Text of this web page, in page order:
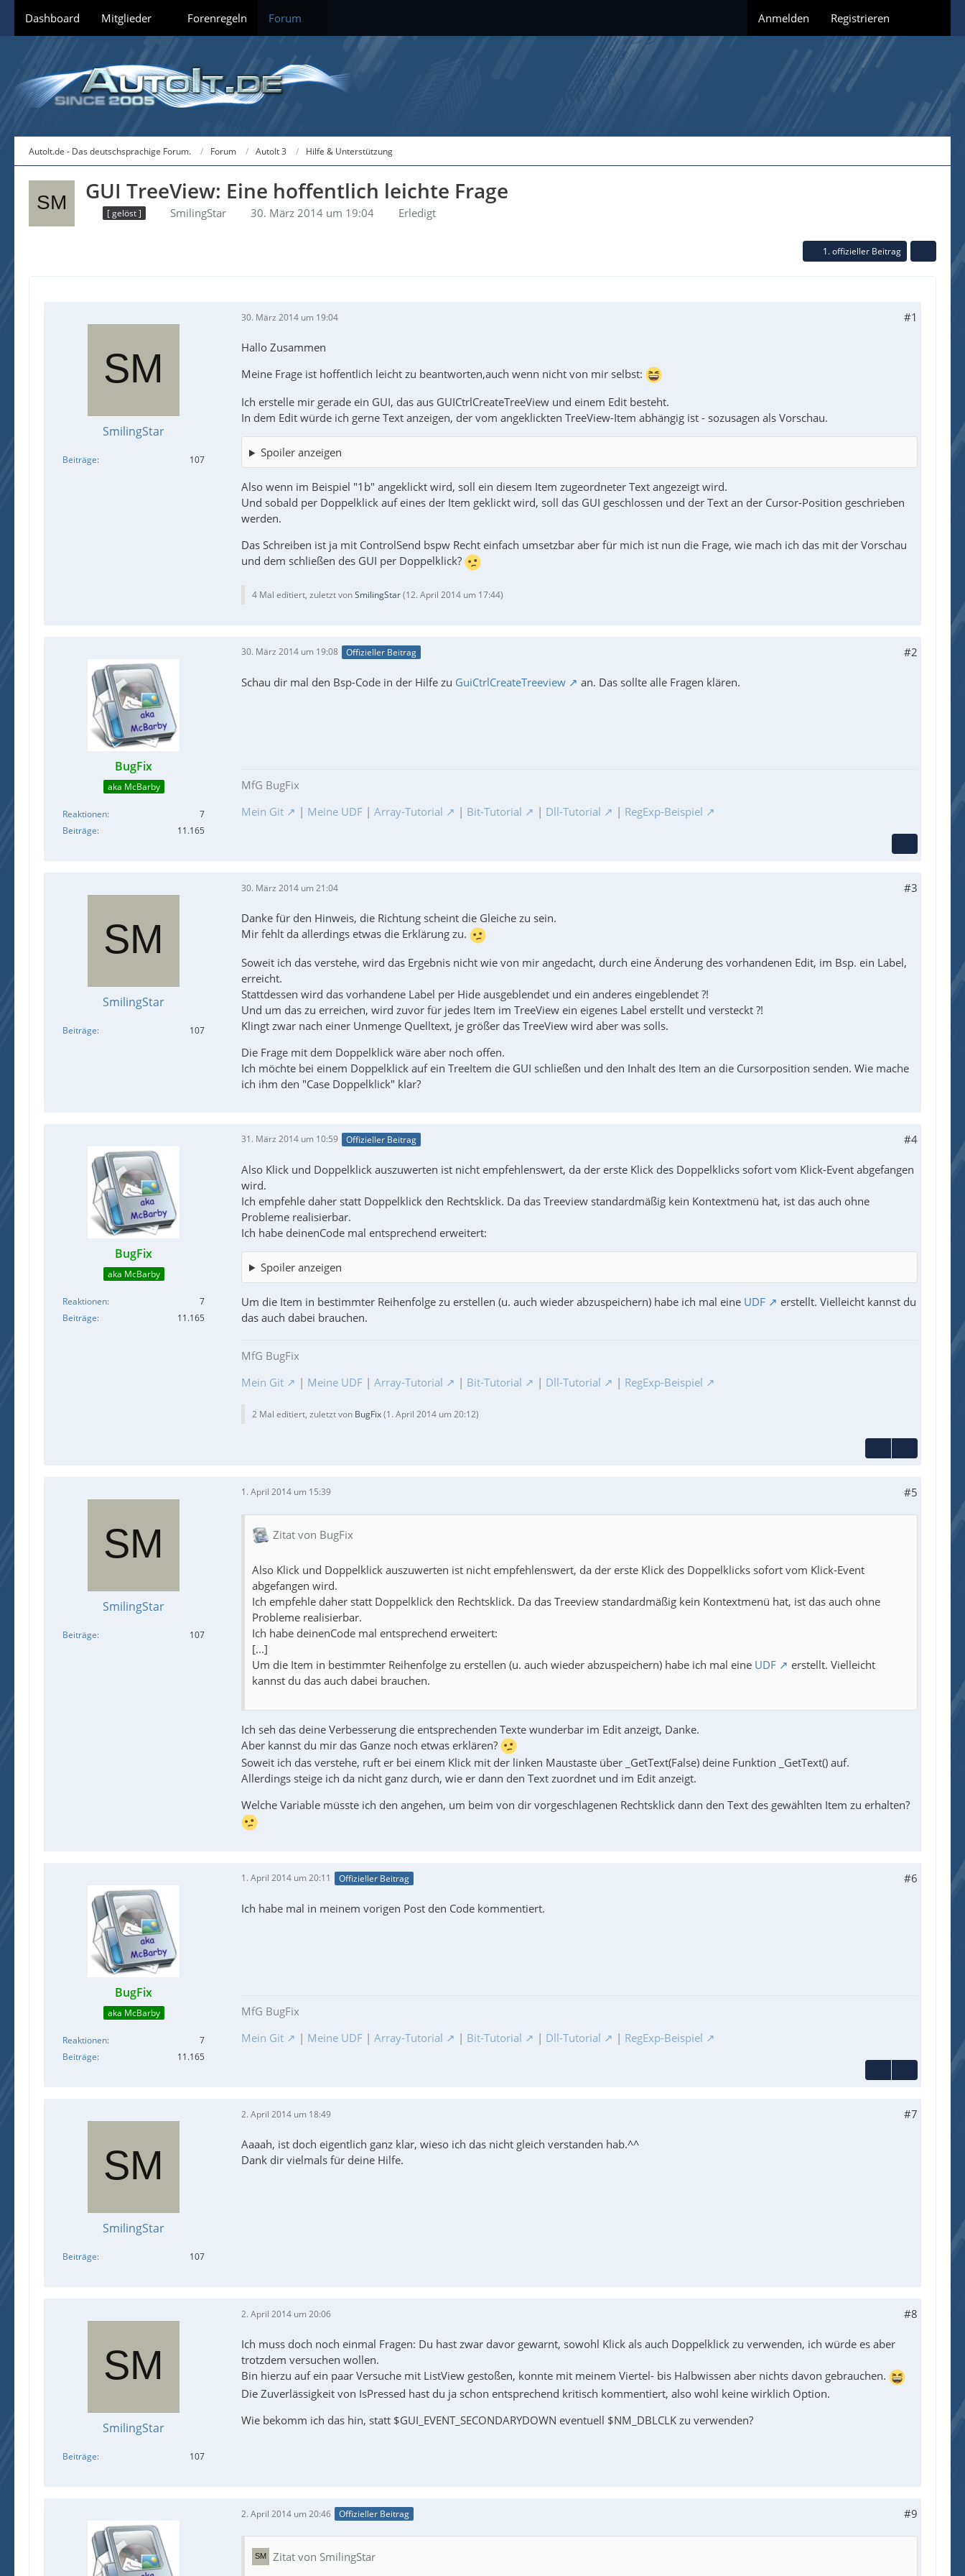
Dashboard Mitglieder Forenregeln Forum Anmelden Registrieren
AutoIt.de - Das deutschsprachige Forum. Forum AutoIt 3 Hilfe & Unterstützung
GUI TreeView: Eine hoffentlich leichte Frage
[ gelöst ] SmilingStar 30. März 2014 um 19:04 Erledigt
1. offizieller Beitrag
SmilingStar
Beiträge 107
30. März 2014 um 19:04 #1
Hallo Zusammen
Meine Frage ist hoffentlich leicht zu beantworten,auch wenn nicht von mir selbst:
Ich erstelle mir gerade ein GUI, das aus GUICtrlCreateTreeView und einem Edit besteht.
In dem Edit würde ich gerne Text anzeigen, der vom angeklickten TreeView-Item abhängig ist - sozusagen als Vorschau.
Spoiler anzeigen
Also wenn im Beispiel "1b" angeklickt wird, soll ein diesem Item zugeordneter Text angezeigt wird.
Und sobald per Doppelklick auf eines der Item geklickt wird, soll das GUI geschlossen und der Text an der Cursor-Position geschrieben
werden.
Das Schreiben ist ja mit ControlSend bspw Recht einfach umsetzbar aber für mich ist nun die Frage, wie mach ich das mit der Vorschau
und dem schließen des GUI per Doppelklick?
4 Mal editiert, zuletzt vonSmilingStar(12. April 2014 um 17:44)
BugFix
aka McBarby
Reaktionen
7
Beiträge
11.165
30. März 2014 um 19:08 Offizieller Beitrag #2
Schau dir mal den Bsp-Code in der Hilfe zu GuiCtrlCreateTreeview an. Das sollte alle Fragen klären.
MfG BugFix
Mein Git
| Meine UDF | Array-Tutorial | Bit-Tutorial | Dll-Tutorial | RegExp-Beispiel
SmilingStar
Beiträge 107
30. März 2014 um 21:04 #3
Danke für den Hinweis, die Richtung scheint die Gleiche zu sein.
Mir fehlt da allerdings etwas die Erklärung zu.
Soweit ich das verstehe, wird das Ergebnis nicht wie von mir angedacht, durch eine Änderung des vorhandenen Edit, im Bsp. ein Label,
erreicht.
Stattdessen wird das vorhandene Label per Hide ausgeblendet und ein anderes eingeblendet ?!
Und um das zu erreichen, wird zuvor für jedes Item im TreeView ein eigenes Label erstellt und versteckt ?!
Klingt zwar nach einer Unmenge Quelltext, je größer das TreeView wird aber was solls.
Die Frage mit dem Doppelklick wäre aber noch offen.
Ich möchte bei einem Doppelklick auf ein TreeItem die GUI schließen und den Inhalt des Item an die Cursorposition senden. Wie mache
ich ihm den "Case Doppelklick" klar?
BugFix
aka McBarby
Reaktionen
7
Beiträge
11.165
31. März 2014 um 10:59 Offizieller Beitrag #4
Also Klick und Doppelklick auszuwerten ist nicht empfehlenswert, da der erste Klick des Doppelklicks sofort vom Klick-Event abgefangen
wird.
Ich empfehle daher statt Doppelklick den Rechtsklick. Da das Treeview standardmäßig kein Kontextmenü hat, ist das auch ohne
Probleme realisierbar.
Ich habe deinenCode mal entsprechend erweitert:
Spoiler anzeigen
Um die Item in bestimmter Reihenfolge zu erstellen (u. auch wieder abzuspeichern) habe ich mal eine UDF
erstellt. Vielleicht kannst du
das auch dabei brauchen.
MfG BugFix
Mein Git
| Meine UDF | Array-Tutorial | Bit-Tutorial | Dll-Tutorial | RegExp-Beispiel
2 Mal editiert, zuletzt von BugFix(1. April 2014 um 20:12)
SmilingStar
Beiträge 107
1. April 2014 um 15:39 #5
Zitat von BugFix
Also Klick und Doppelklick auszuwerten ist nicht empfehlenswert, da der erste Klick des Doppelklicks sofort vom Klick-Event
abgefangen wird.
Ich empfehle daher statt Doppelklick den Rechtsklick. Da das Treeview standardmäßig kein Kontextmenü hat, ist das auch ohne
Probleme realisierbar.
Ich habe deinenCode mal entsprechend erweitert:
[...]
Um die Item in bestimmter Reihenfolge zu erstellen (u. auch wieder abzuspeichern) habe ich mal eine UDF
erstellt. Vielleicht
kannst du das auch dabei brauchen.
Ich seh das deine Verbesserung die entsprechenden Texte wunderbar im Edit anzeigt, Danke.
Aber kannst du mir das Ganze noch etwas erklären?
Soweit ich das verstehe, ruft er bei einem Klick mit der linken Maustaste über _GetText(False) deine Funktion _GetText() auf.
Allerdings steige ich da nicht ganz durch, wie er dann den Text zuordnet und im Edit anzeigt.
Welche Variable müsste ich den angehen, um beim von dir vorgeschlagenen Rechtsklick dann den Text des gewählten Item zu erhalten?
BugFix
aka McBarby
Reaktionen
7
Beiträge
11.165
1. April 2014 um 20:11 Offizieller Beitrag #6
Ich habe mal in meinem vorigen Post den Code kommentiert.
MfG BugFix
Mein Git
| Meine UDF | Array-Tutorial | Bit-Tutorial | Dll-Tutorial | RegExp-Beispiel
SmilingStar
Beiträge 107
2. April 2014 um 18:49 #7
Aaaah, ist doch eigentlich ganz klar, wieso ich das nicht gleich verstanden hab.^^
Dank dir vielmals für deine Hilfe.
SmilingStar
Beiträge 107
2. April 2014 um 20:06 #8
Ich muss doch noch einmal Fragen: Du hast zwar davor gewarnt, sowohl Klick als auch Doppelklick zu verwenden, ich würde es aber
trotzdem versuchen wollen.
Bin hierzu auf ein paar Versuche mit ListView gestoßen, konnte mit meinem Viertel- bis Halbwissen aber nichts davon gebrauchen.
Die Zuverlässigkeit von IsPressed hast du ja schon entsprechend kritisch kommentiert, also wohl keine wirklich Option.
Wie bekomm ich das hin, statt $GUI_EVENT_SECONDARYDOWN eventuell $NM_DBLCLK zu verwenden?
2. April 2014 um 20:46 Offizieller Beitrag #9
Zitat von SmilingStar